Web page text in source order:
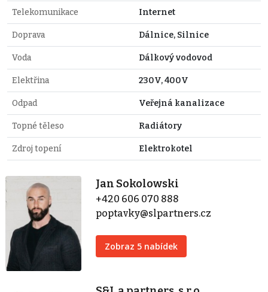
Telekomunikace Internet
Doprava Dálnice, Silnice
Voda Dálkový vodovod
Elektřina 230V, 400V
Odpad Veřejná kanalizace
Topné těleso Radiátory
Zdroj topení Elektrokotel
Jan Sokolowski
+420 606 070 888
poptavky@slpartners.cz
Zobraz 5 nabídek